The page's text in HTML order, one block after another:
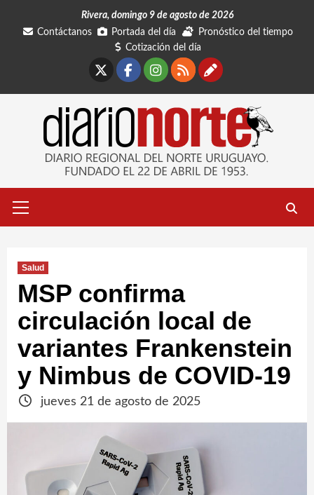
Rivera, domingo 9 de agosto de 2026
Contáctanos
Portada del día
Pronóstico del tiempo
Cotización del día
Facebook
Instagram
RSSContáctanos
primario
Salud
MSP confirma
circulación local de
variantes Frankenstein
y Nimbus de COVID-19
jueves 21 de agosto de 2025